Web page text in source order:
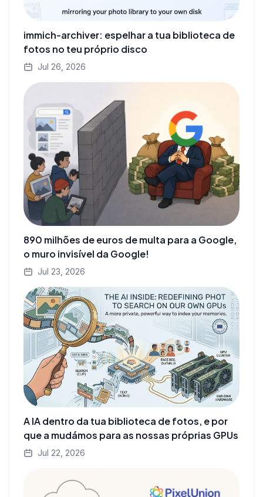
immich-archiver: espelhar a tua biblioteca de
fotos no teu próprio disco
Jul 26, 2026
890 milhões de euros de multa para a Google,
o muro invisível da Google!
Jul 23, 2026
A IA dentro da tua biblioteca de fotos, e por
que a mudámos para as nossas próprias GPUs
Jul 22, 2026